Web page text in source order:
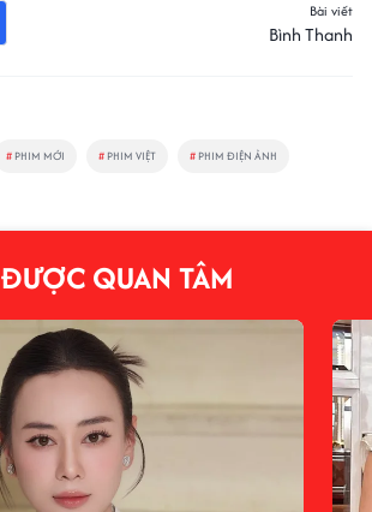
Bài viết
Bình Thanh
# PHIM MỚI # PHIM VIỆT # PHIM ĐIỆN ẢNH
ĐƯỢC QUAN TÂM